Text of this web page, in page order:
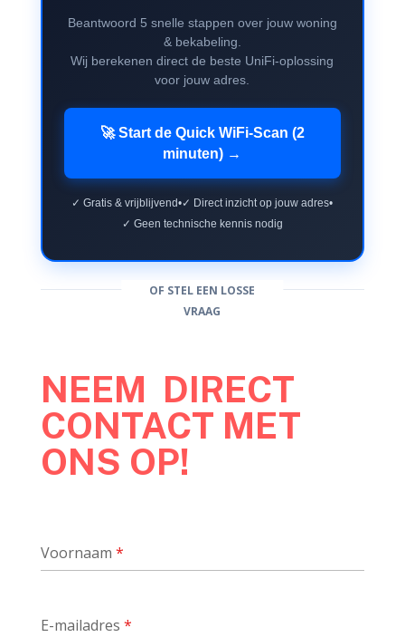
Beantwoord 5 snelle stappen over jouw woning
& bekabeling.
Wij berekenen direct de beste UniFi-oplossing
voor jouw adres.
🚀 Start de Quick WiFi-Scan (2
minuten) →
✓ Gratis & vrijblijvend•✓ Direct inzicht op jouw adres•
✓ Geen technische kennis nodig
OF STEL EEN LOSSE
VRAAG
NEEM DIRECT
CONTACT MET
ONS OP!
Voornaam *
E-mailadres *